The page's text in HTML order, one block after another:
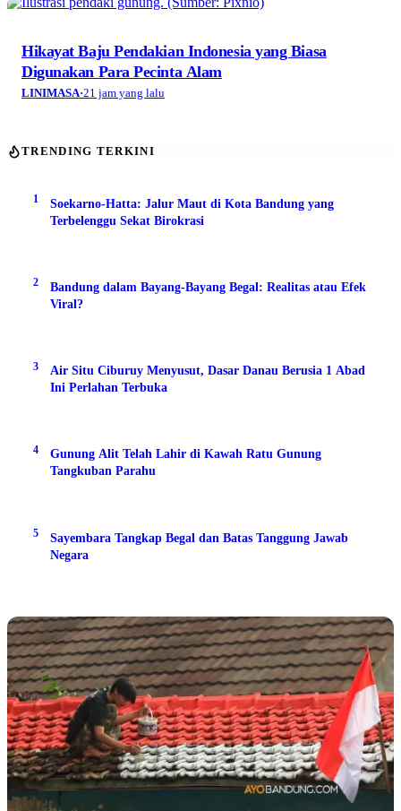
Hikayat Baju Pendakian Indonesia yang Biasa
Digunakan Para Pecinta Alam
LINIMASA·21 jam yang lalu
TRENDING TERKINI
1
Soekarno-Hatta: Jalur Maut di Kota Bandung yang
Terbelenggu Sekat Birokrasi
2
Bandung dalam Bayang-Bayang Begal: Realitas atau Efek
Viral?
3
Air Situ Ciburuy Menyusut, Dasar Danau Berusia 1 Abad
Ini Perlahan Terbuka
4
Gunung Alit Telah Lahir di Kawah Ratu Gunung
Tangkuban Parahu
5
Sayembara Tangkap Begal dan Batas Tanggung Jawab
Negara